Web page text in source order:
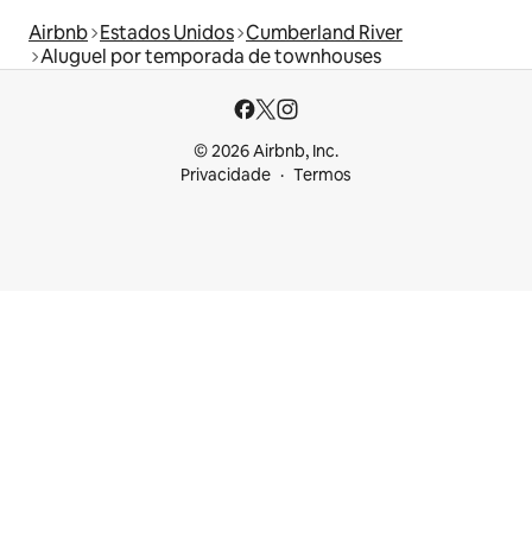
Airbnb Estados Unidos Cumberland River
Aluguel por temporada de townhouses
© 2026 Airbnb, Inc.
Privacidade
Termos